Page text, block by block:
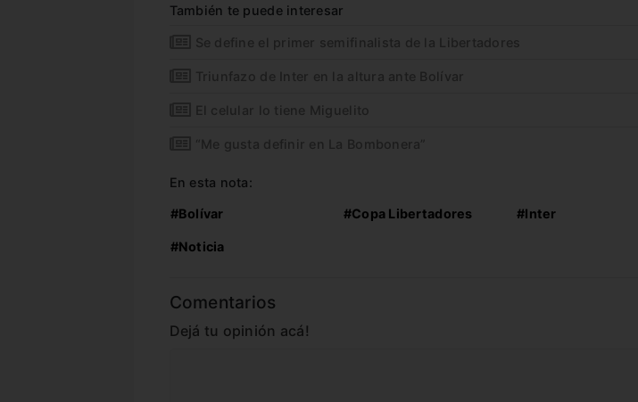
También te puede interesar
Se define el primer semifinalista de la Libertadores
Triunfazo de Inter en la altura ante Bolívar
El celular lo tiene Miguelito
“Me gusta definir en La Bombonera”
En esta nota:
#Bolívar #Copa Libertadores #Inter
#Noticia
Comentarios
Dejá tu opinión acá!